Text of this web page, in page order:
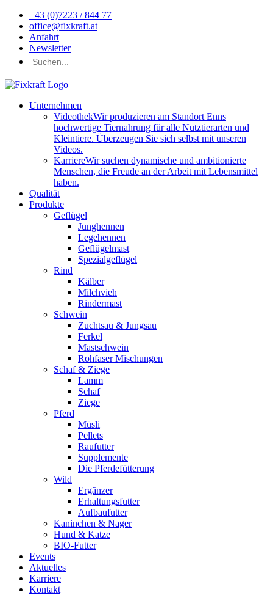
+43 (0)7223 / 844 77
office@fixkraft.at
Anfahrt
Newsletter
Unternehmen
VideothekWir produzieren am Standort Enns
hochwertige Tiernahrung für alle Nutztierarten und
Kleintiere. Überzeugen Sie sich selbst mit unseren
Videos.
KarriereWir suchen dynamische und ambitionierte
Menschen, die Freude an der Arbeit mit Lebensmittel
haben.
Qualität
Produkte
Geflügel
Junghennen
Legehennen
Geflügelmast
Spezialgeflügel
Rind
Kälber
Milchvieh
Rindermast
Schwein
Zuchtsau & Jungsau
Ferkel
Mastschwein
Rohfaser Mischungen
Schaf & Ziege
Lamm
Schaf
Ziege
Pferd
Müsli
Pellets
Raufutter
Supplemente
Die Pferdefütterung
Wild
Ergänzer
Erhaltungsfutter
Aufbaufutter
Kaninchen & Nager
Hund & Katze
BIO-Futter
Events
Aktuelles
Karriere
Kontakt